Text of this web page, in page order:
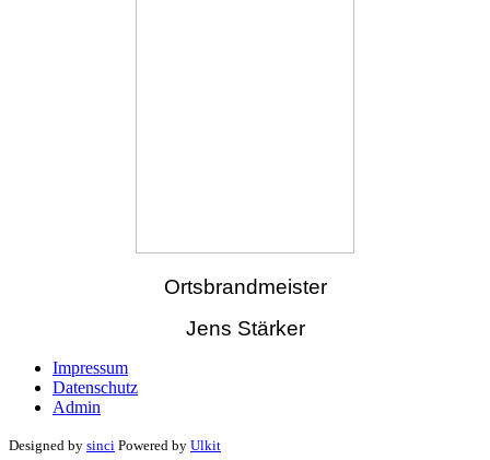
Ortsbrandmeister
Jens Stärker
Impressum
Datenschutz
Admin
Designed by sinci Powered by Ulkit